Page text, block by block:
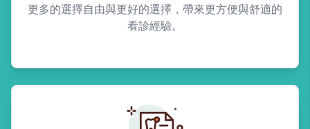
更多的選擇自由與更好的選擇，帶來更方便與舒適的
看診經驗。